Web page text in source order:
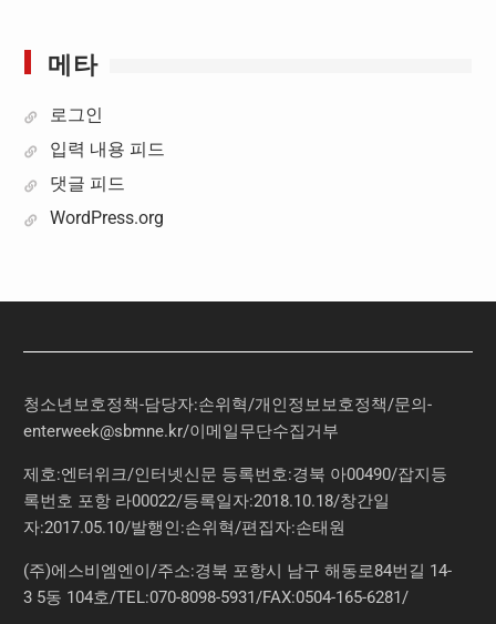
메타
로그인
입력 내용 피드
댓글 피드
WordPress.org
청소년보호정책-담당자:손위혁/개인정보보호정책/문의-
enterweek@sbmne.kr/이메일무단수집거부
제호:엔터위크/인터넷신문 등록번호:경북 아00490/잡지등
록번호 포항 라00022/등록일자:2018.10.18/창간일
자:2017.05.10/발행인:손위혁/편집자:손태원
(주)에스비엠엔이/주소:경북 포항시 남구 해동로84번길 14-
3 5동 104호/TEL:070-8098-5931/FAX:0504-165-6281/